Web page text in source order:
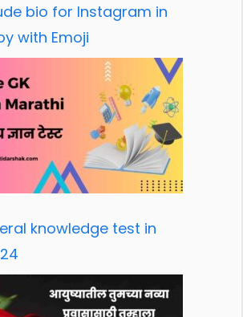
bio for Instagram in
with Emoji
knowledge test in